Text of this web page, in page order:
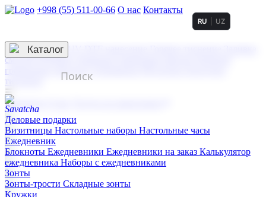
+998 (55) 511-00-66 О нас Контакты
3D гравировка
смолой (Doming)
гравировка твердая
тиснение
RU UZ
☰
Контакты
Каталог
Деловые подарки
Визитницы Настольные наборы Настольные часы
Ежедневник
Блокноты Ежедневники Ежедневники на заказ Калькулятор
ежедневника Наборы с ежедневниками
Зонты
Зонты-трости Складные зонты
Кружки